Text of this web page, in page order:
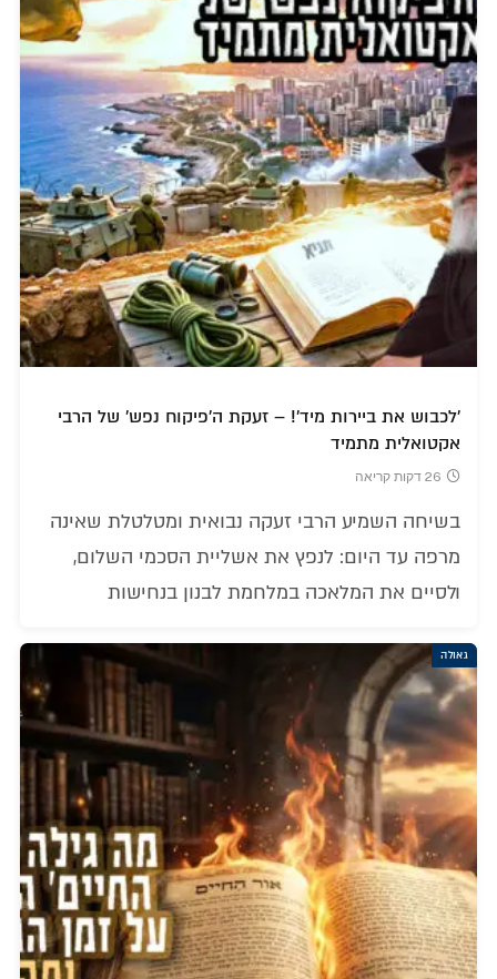
'לכבוש את ביירות מיד'! – זעקת ה'פיקוח נפש' של הרבי
אקטואלית מתמיד
26 דקות קריאה
בשיחה השמיע הרבי זעקה נבואית ומטלטלת שאינה
מרפה עד היום: לנפץ את אשליית הסכמי השלום,
ולסיים את המלאכה במלחמת לבנון בנחישות
גאולה